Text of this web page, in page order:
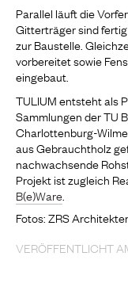
Parallel läuft die
Gitterträger sind
zur Baustelle.
vorbereitet sowie
eingebaut.
TULIUM entsteht als
Sammlungen der TU
Charlottenburg-
aus Gebrauchtholz
nachwachsende
Projekt ist zugleich
B(e)Ware
Fotos:ZRS
VERÖFFENTLICHT